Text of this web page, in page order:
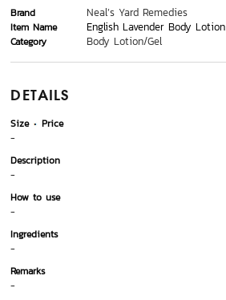
Brand Neal’s Yard Remedies
Item Name English Lavender Body Lotion
Category Body Lotion/Gel
DETAILS
Size
Price
-
Description
-
How to use
-
Ingredients
-
Remarks
-